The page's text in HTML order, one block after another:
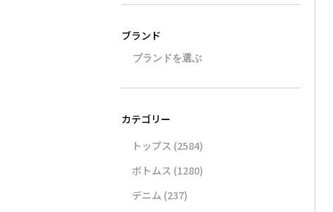
トップス (2584)
ボトムス (1280)
デニム (237)